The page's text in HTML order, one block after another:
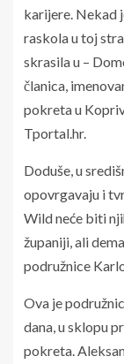
karijere. Nekad
raskola u toj
skrasila u –
članica,
pokreta u
Tportal.hr.
Doduše, u
opovrgavaju i
Wild neće biti
županiji, ali
podružnice
Ova je
dana, u sklopu
pokreta.